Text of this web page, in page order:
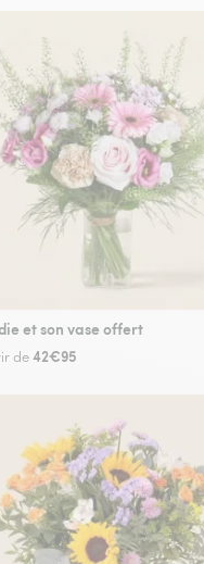
et son vase offert
de42€95